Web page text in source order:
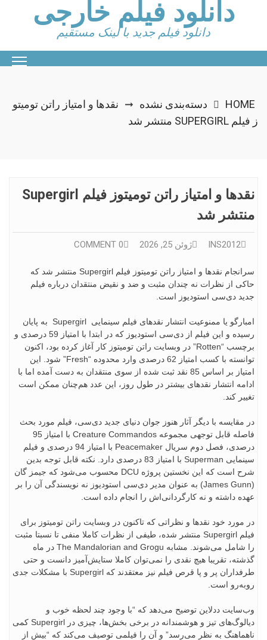
دانلود فیلم خارجی
دانلود فیلم جدید با لینک مستقیم
HOME دسته‌بندی نشده ➞ نقدها و امتیاز راتن تومیتو
ز فیلم SUPERGIRL منتشر شد
نقدها و امتیاز راتن تومیتوز فیلم Supergirl
منتشر شد
INS2012 ژوئن 25, 2026 0 COMMENT
سرانجام نقدها و امتیاز راتن تومیتوز فیلم Supergirl منتشر شد که
حاکی از نظرات نه چندان مثبت و ضد و نقیض منتقدان درباره فیلم
جدید دی‌سی استودیوز است.
امبارگو یا ممنوعیت انتشار نقدهای فیلم سینمایی Supergirl به پایان
رسیده و این فیلم از دی‌سی استودیوز که در ابتدا با امتیاز 59 درصدی و
برچسب “Rotten” در وبسایت راتن تومیتوز کار آغاز کرده بود، اکنون
توانسته با کسب امتیاز 62 درصدی وارد محدوده “Fresh” شود. این
امتیاز بر اساس 85 نقد ثبت شده از سوی منتقدان به دست آمده اما با
ادامه انتشار نقدهای بیشتر در طول روز، این عدد هم‌چنان ممکن است
تغییر کند.
در مقایسه با دیگر آثار هنوز جوان دنیای جدید دی‌سی، فیلم مورد بحث
فاصله قابل توجهی مجموعه Creature Commandos با امتیاز 95
درصدی، فصل دوم سریال Peacemaker با امتیاز 94 درصدی و فیلم
سینمایی Superman با امتیاز 83 درصدی دارد. نکته قابل توجه بدین
شرح است که این نخستین پروژه DCU محسوب می‌شود که جیمز گان
(James Gunn) به عنوان مدیر دی‌سی استودیوز نه نویسندگی آن را بر
عهده داشته و نه کارگردانی‌اش را انجام داده است.
در مورد خود نقدها و نظراتی که تاکنون در وبسایت راتن تومیتوز برای
فیلم Supergirl منتشر شده، طیفی از نظرات کاملا منفی تا نسبتا مثبت
را شامل می‌شوند. مشابه The Mandalorian and Grogu در ماه
گذشته، تقریبا هیچ نقدی را نمی‌توان کاملا ستایش‌آمیز دانست و حتی
طرفداران پر و پا قرص فیلم نیز معتقدند که Supergirl با مشکلات جدی
روبه‌رو است.
وب‌سایت ددلاین توضیح می‌دهد که “با وجود چند لحظه خوب و
دیالوگ‌های تیز و هوشمندانه در برخی بخش‌ها، چیزی در Supergirl کمی
ناهماهنگ به نظر می‌رسد” و آن را فیلمی توصیف می‌کند که “بیش از